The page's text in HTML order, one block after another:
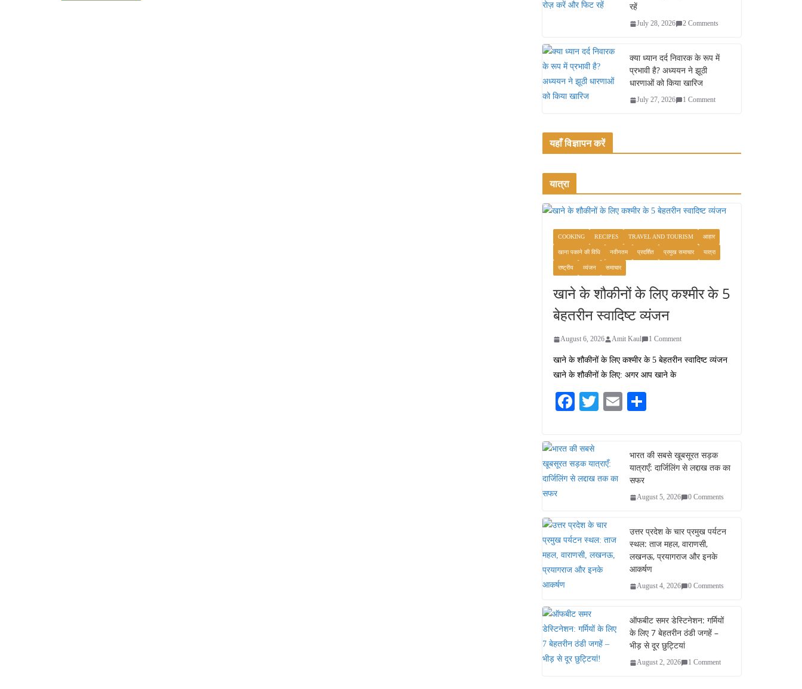
रहें
July 28, 2026 2 Comments
क्या ध्यान दर्द निवारक के रूप में
प्रभावी है? अध्ययन ने झूठी
धारणाओं को किया खारिज
July 27, 2026 1 Comment
यहाँ विज्ञापन करें
यात्रा
COOKING RECIPES TRAVEL AND TOURISM आहार
खाना पकाने की विधि नवीनतम प्रदर्शित प्रमुख समाचार यात्रा
राष्ट्रीय व्यंजन समाचार
खाने के शौकीनों के लिए कश्मीर के 5
बेहतरीन स्वादिष्ट व्यंजन
August 6, 2026 Amit Kaul 1 Comment
खाने के शौकीनों के लिए कश्मीर के 5 बेहतरीन स्वादिष्ट व्यंजन
खाने के शौकीनों के लिए: अगर आप खाने के
Fa
bo
ok
T
r
E
भारत की सबसे खूबसूरत सड़क
यात्राएँ: दार्जिलिंग से लद्दाख तक का
सफर
August 5, 2026 0 Comments
उत्तर प्रदेश के चार प्रमुख पर्यटन
स्थल: ताज महल, वाराणसी,
लखनऊ, प्रयागराज और इनके
आकर्षण
August 4, 2026 0 Comments
ऑफबीट समर डेस्टिनेशन: गर्मियों
के लिए 7 बेहतरीन ठंडी जगहें –
भीड़ से दूर छुट्टियां
August 2, 2026 1 Comment